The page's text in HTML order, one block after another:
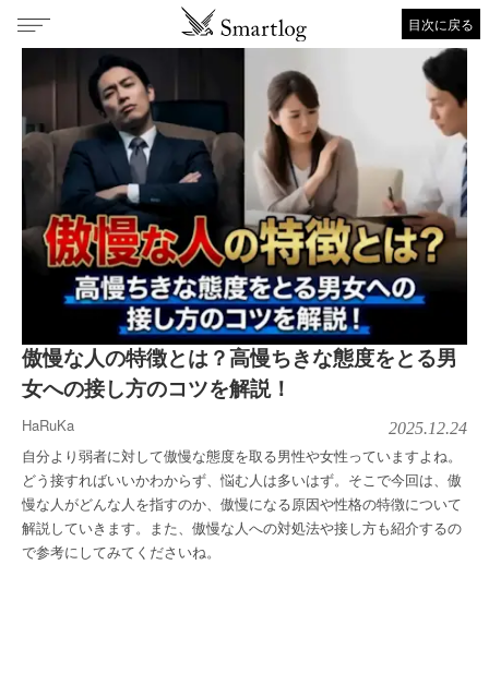
目次に戻る
傲慢な人の特徴とは？高慢ちきな態度をとる男
女への接し方のコツを解説！
HaRuKa 2025.12.24
自分より弱者に対して傲慢な態度を取る男性や女性っていますよね。
どう接すればいいかわからず、悩む人は多いはず。そこで今回は、傲
慢な人がどんな人を指すのか、傲慢になる原因や性格の特徴について
解説していきます。また、傲慢な人への対処法や接し方も紹介するの
で参考にしてみてくださいね。